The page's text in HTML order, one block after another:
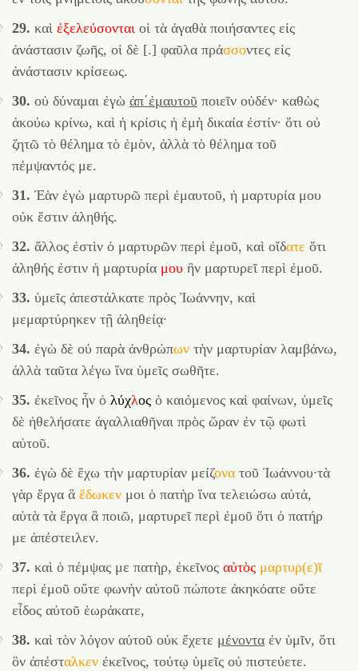
29. καὶ ἐξελεύσονται οἱ τὰ ἀγαθὰ ποιήσαντες εἰς
ἀνάστασιν ζωῆς, οἱ δὲ [.] φαῦλα πράσσοντες εἰς
ἀνάστασιν κρίσεως.
30. οὐ δύναμαι ἐγὼ ἀπ´ἐμαυτοῦ ποιεῖν οὐδέν· καθὼς
ἀκούω κρίνω, καὶ ἡ κρίσις ἡ ἐμὴ δικαία ἐστίν· ὅτι οὐ
ζητῶ τὸ θέλημα τὸ ἐμὸν, ἀλλὰ τὸ θέλημα τοῦ
πέμψαντός με.
31. Ἐὰν ἐγὼ μαρτυρῶ περὶ ἐμαυτοῦ, ἡ μαρτυρία μου
οὐκ ἔστιν ἀληθής.
32. ἄλλος ἐστὶν ὁ μαρτυρῶν περὶ ἐμοῦ, καὶ οἴδατε ὅτι
ἀληθής ἐστιν ἡ μαρτυρία μου ἣν μαρτυρεῖ περὶ ἐμοῦ.
33. ὑμεῖς ἀπεστάλκατε πρὸς Ἰωάννην, καὶ
μεμαρτύρηκεν τῇ ἀληθείᾳ·
34. ἐγὼ δὲ οὐ παρὰ ἀνθρώπων τὴν μαρτυρίαν λαμβάνω,
ἀλλὰ ταῦτα λέγω ἵνα ὑμεῖς σωθῆτε.
35. ἐκεῖνος ἦν ὁ λύχλος ὁ καιόμενος καὶ φαίνων, ὑμεῖς
δὲ ἠθελήσατε ἀγαλλιαθῆναι πρὸς ὥραν ἐν τῷ φωτὶ
αὐτοῦ.
36. ἐγὼ δὲ ἔχω τὴν μαρτυρίαν μείζονα τοῦ Ἰωάννου·τὰ
γὰρ ἔργα ἃ ἔδωκεν μοι ὁ πατὴρ ἵνα τελειώσω αὐτά,
αὐτὰ τὰ ἔργα ἃ ποιῶ, μαρτυρεῖ περὶ ἐμοῦ ὅτι ὁ πατήρ
με ἀπέστειλεν.
37. καὶ ὁ πέμψας με πατὴρ, ἐκεῖνος αὐτὸς μαρτυρ(ε)ῖ
περὶ ἐμοῦ οὔτε φωνὴν αὐτοῦ πώποτε ἀκηκόατε οὔτε
εἶδος αὐτοῦ ἑωράκατε,
38. καὶ τὸν λόγον αὐτοῦ οὐκ ἔχετε μένοντα ἐν ὑμῖν, ὅτι
ὃν ἀπέσταλκεν ἐκεῖνος, τούτῳ ὑμεῖς οὐ πιστεύετε.